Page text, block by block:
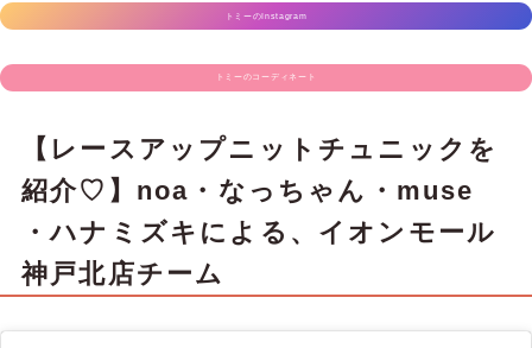
トミーのInstagram
トミーのコーディネート
【レースアップニットチュニックを
紹介♡】noa・なっちゃん・muse
・ハナミズキによる、イオンモール
神戸北店チーム